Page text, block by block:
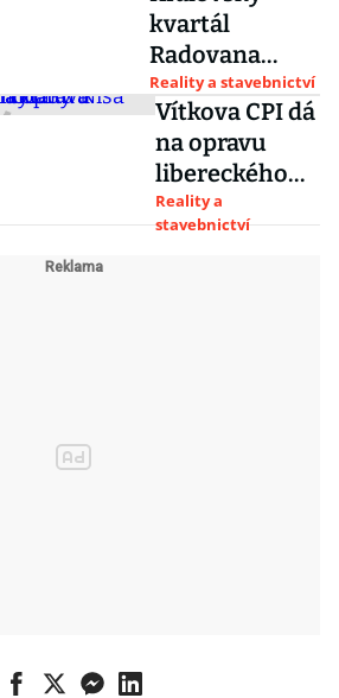
kvartál
Radovana
Vítka. CPI
vydělala téměř
10 miliard i
díky ovládnutí
Immofinanz
Reality a stavebnictví
Vítkova CPI dá
na opravu
libereckého
obchoďáku
Nisa miliardu.
Reality a
stavebnictví